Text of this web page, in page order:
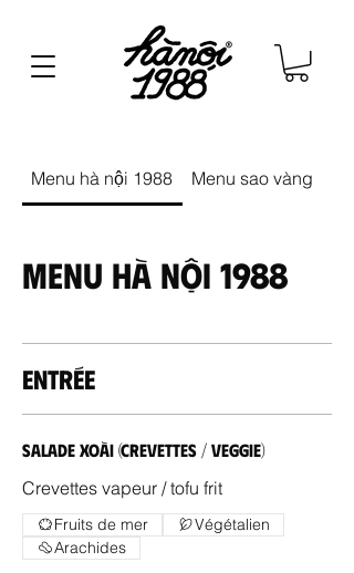
Menu hà nội 1988 Menu sao vàng
Menu hà nội 1988
Entrée
Salade Xoài (Crevettes / Veggie)
Crevettes vapeur / tofu frit
Fruits de mer
Végétalien
Arachides